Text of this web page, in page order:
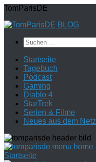
Zum
springen
TomParisDE
Suchen
nach:
Startseite
Tagebuch
Podcast
Gaming
Diablo 4
StarTrek
Serien & Filme
Neues aus dem Netz
Startseite